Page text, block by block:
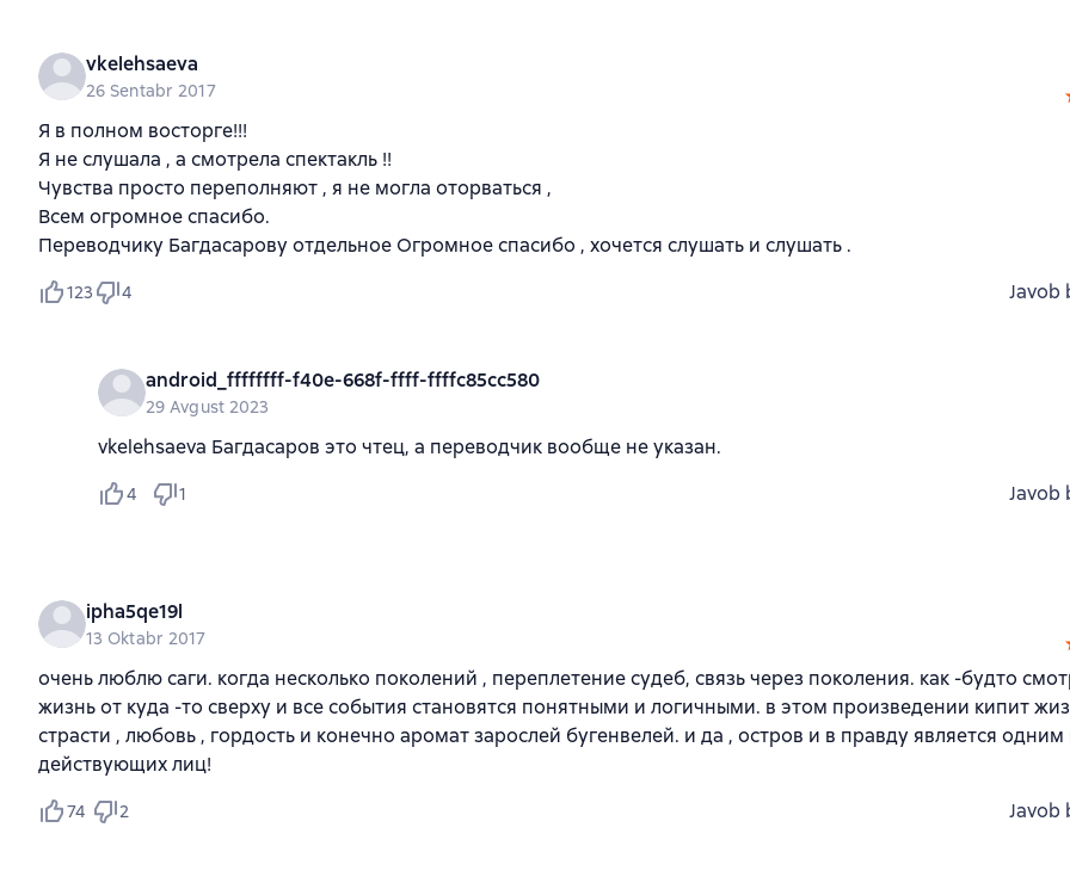
vkelehsaeva
26 Sentabr 2017
Я в полном восторге!!!
Я не слушала , а смотрела спектакль !!
Чувства просто переполняют , я не могла оторваться ,
Всем огромное спасибо.
Переводчику Багдасарову отдельное Огромное спасибо , хочется слушать и слушать .
123 4 Javob
android_ffffffff-f40e-668f-ffff-ffffc85cc580
29 Avgust 2023
vkelehsaeva Багдасаров это чтец, а переводчик вообще не указан.
4 1 Javob
ipha5qe19l
13 Oktabr 2017
очень люблю саги. когда несколько поколений , переплетение судеб, связь через поколения. как -будто
жизнь от куда -то сверху и все события становятся понятными и логичными. в этом произведении кипит
страсти , любовь , гордость и конечно аромат зарослей бугенвелей. и да , остров и в правду является
действующих лиц!
74 2 Javob